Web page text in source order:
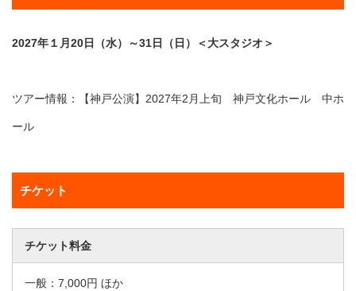
2027年１月20日（水）～31日（日）＜大スタジオ＞
ツアー情報：【神戸公演】2027年2月上旬 神戸文化ホール 中ホ
ール
チケット
チケット料金
一般：7,000円 ほか